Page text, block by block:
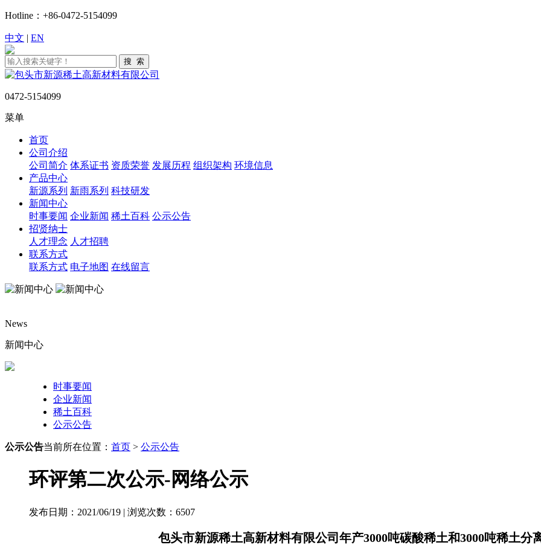
Hotline：+86-0472-5154099
中文 | EN
0472-5154099
菜单
首页
公司介绍
公司简介 体系证书 资质荣誉 发展历程 组织架构 环境信息
产品中心
新源系列 新雨系列 科技研发
新闻中心
时事要闻 企业新闻 稀土百科 公示公告
招贤纳士
人才理念 人才招聘
联系方式
联系方式 电子地图 在线留言
News
新闻中心
时事要闻
企业新闻
稀土百科
公示公告
公示公告当前所在位置： 首页 > 公示公告
环评第二次公示-网络公示
发布日期：2021/06/19 | 浏览次数： 6507
包头市新源稀土高新材料有限公司年产3000吨碳酸稀土和3000吨稀土分